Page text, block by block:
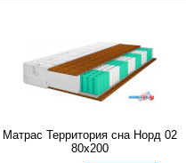
Матрас Территория сна Норд 02
80x200